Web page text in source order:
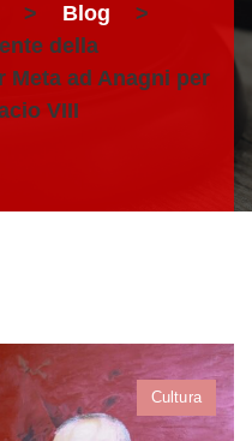
> Blog
>
della
Meta ad Anagni per
VIII
Cultura